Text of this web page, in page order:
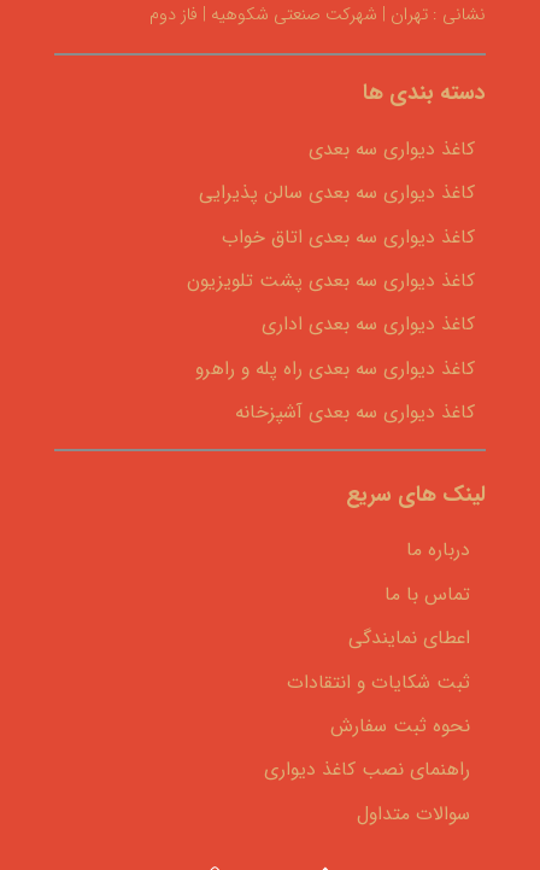
نشانی : تهران | شهرکت صنعتی شکوهیه | فاز دوم
دسته بندی ها
کاغذ دیواری سه بعدی
کاغذ دیواری سه بعدی سالن پذیرایی
کاغذ دیواری سه بعدی اتاق خواب
کاغذ دیواری سه بعدی پشت تلویزیون
کاغذ دیواری سه بعدی اداری
کاغذ دیواری سه بعدی راه پله و راهرو
کاغذ دیواری سه بعدی آشپزخانه
لینک های سریع
درباره ما
تماس با ما
اعطای نمایندگی
ثبت شکایات و انتقادات
نحوه ثبت سفارش
راهنمای نصب کاغذ دیواری
سوالات متداول